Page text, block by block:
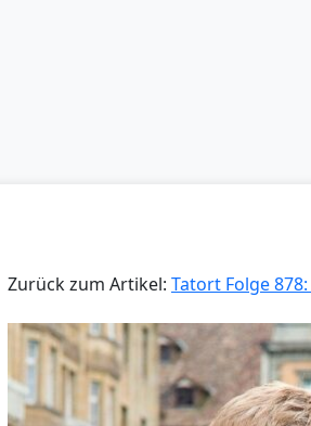
Zurück zum Artikel: Tatort Folge